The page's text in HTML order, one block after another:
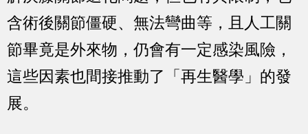
含術後關節僵硬、無法彎曲等，且人工關
節畢竟是外來物，仍會有一定感染風險，
這些因素也間接推動了「再生醫學」的發
展。